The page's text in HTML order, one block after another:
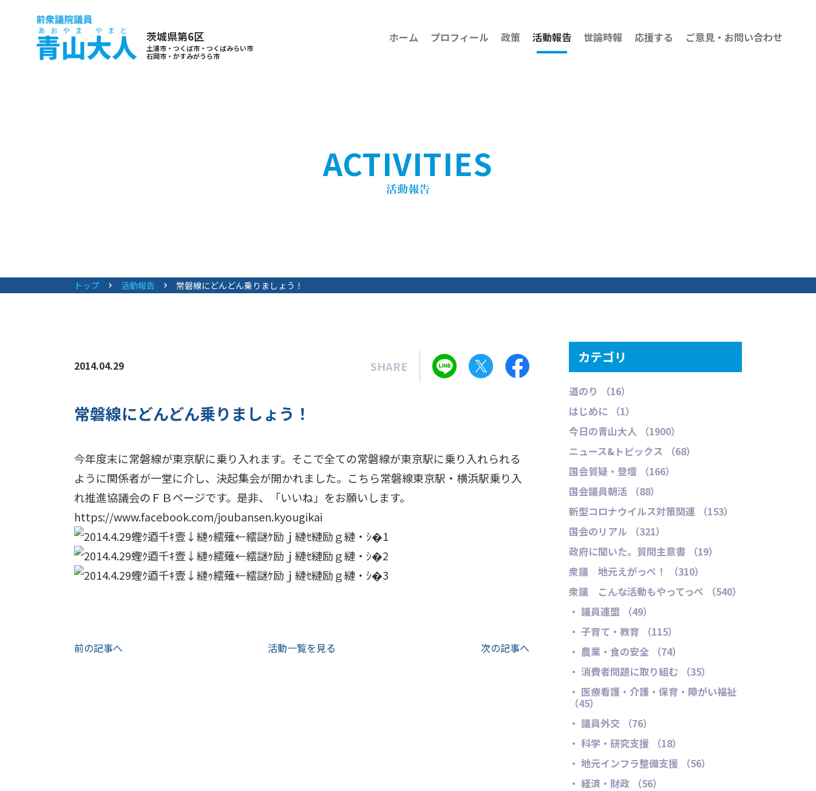
茨城県第6区
土浦市・つくば市・つくばみらい市
石岡市・かすみがうら市
ホーム プロフィール 政策 活動報告 世論時報 応援する ご意見・お問い合わせ
ACTIVITIES
トップ 活動報告 常磐線にどんどん乗りましょう！
2014.04.29 SHARE
常磐線にどんどん乗りましょう！
今年度末に常磐線が東京駅に乗り入れます。そこで全ての常磐線が東京駅に乗り入れられる
ように関係者が一堂に介し、決起集会が開かれました。こちら常磐線東京駅・横浜駅乗り入
れ推進協議会のＦＢページです。是非、「いいね」をお願いします。
https://www.facebook.com/joubansen.kyougikai
前の記事へ 活動一覧を見る 次の記事へ
カテゴリ
道のり （16）
はじめに （1）
今日の青山大人 （1900）
ニュース&トピックス （68）
国会質疑・登壇 （166）
国会議員朝活 （88）
新型コロナウイルス対策関連 （153）
国会のリアル （321）
政府に聞いた。質問主意書 （19）
衆議 地元えがっぺ！ （310）
衆議 こんな活動もやってっぺ （540）
・ 議員連盟 （49）
・ 子育て・教育 （115）
・ 農業・食の安全 （74）
・ 消費者問題に取り組む （35）
・ 医療看護・介護・保育・障がい福祉
（45）
・ 議員外交 （76）
・ 科学・研究支援 （18）
・ 地元インフラ整備支援 （56）
・ 経済・財政 （56）